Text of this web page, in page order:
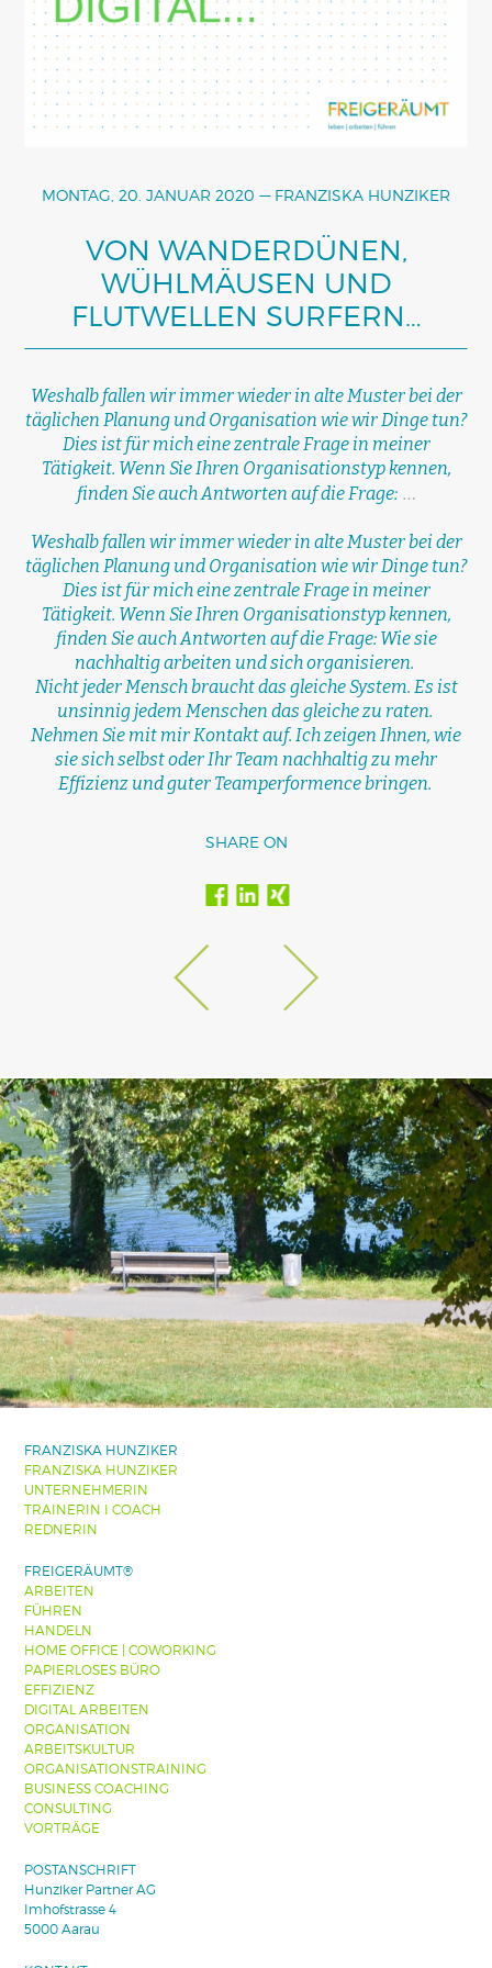
MONTAG, 20. JANUAR 2020 FRANZISKA HUNZIKER
VON WANDERDÜNEN,
WÜHLMÄUSEN UND
FLUTWELLEN SURFERN…
Weshalb fallen wir immer wieder in alte Muster bei der
täglichen Planung und Organisation wie wir Dinge tun?
Dies ist für mich eine zentrale Frage in meiner
Tätigkeit. Wenn Sie Ihren Organisationstyp kennen,
finden Sie auch Antworten auf die Frage: …
Weshalb fallen wir immer wieder in alte Muster bei der
täglichen Planung und Organisation wie wir Dinge tun?
Dies ist für mich eine zentrale Frage in meiner
Tätigkeit. Wenn Sie Ihren Organisationstyp kennen,
finden Sie auch Antworten auf die Frage: Wie sie
nachhaltig arbeiten und sich organisieren.
Nicht jeder Mensch braucht das gleiche System. Es ist
unsinnig jedem Menschen das gleiche zu raten.
Nehmen Sie mit mir Kontakt auf. Ich zeigen Ihnen, wie
sie sich selbst oder Ihr Team nachhaltig zu mehr
Effizienz und guter Teamperformence bringen.
SHARE ON
FRANZISKA HUNZIKER
FRANZISKA HUNZIKER
UNTERNEHMERIN
TRAINERIN I COACH
REDNERIN
FREIGERÄUMT®
ARBEITEN
FÜHREN
HANDELN
HOME OFFICE | COWORKING
PAPIERLOSES BÜRO
EFFIZIENZ
DIGITAL ARBEITEN
ORGANISATION
ARBEITSKULTUR
ORGANISATIONSTRAINING
BUSINESS COACHING
CONSULTING
VORTRÄGE
POSTANSCHRIFT
Hunziker Partner AG
Imhofstrasse 4
5000 Aarau